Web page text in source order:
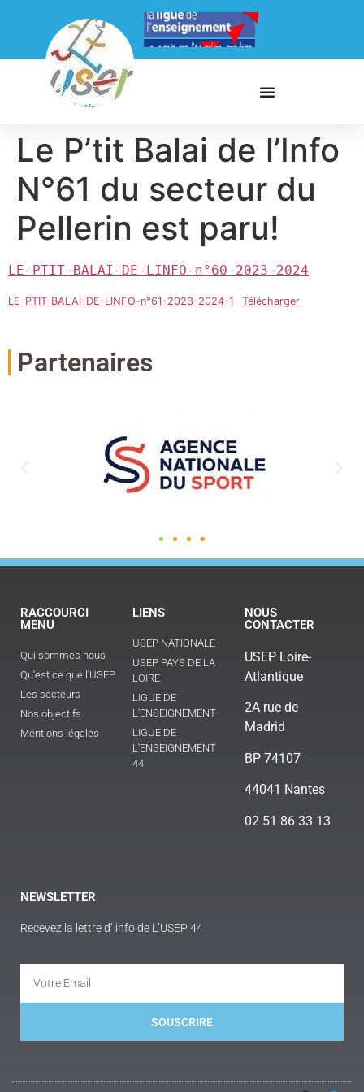
Le P’tit Balai de l’Info
N°61 du secteur du
Pellerin est paru!
LE-PTIT-BALAI-DE-LINFO-n°60-2023-2024
LE-PTIT-BALAI-DE-LINFO-n°61-2023-2024-1 Télécharger
Partenaires
RACCOURCI
MENU
Qui sommes nous
Qu'est ce que l'USEP
Les secteurs
Nos objectifs
Mentions légales
LIENS
USEP NATIONALE
USEP PAYS DE LA
LOIRE
LIGUE DE
L'ENSEIGNEMENT
LIGUE DE
L'ENSEIGNEMENT
44
NOUS
CONTACTER
USEP Loire-
Atlantique
2A rue de
Madrid
BP 74107
44041 Nantes
02 51 86 33 13
NEWSLETTER
Recevez la lettre d’ info de L’USEP 44
SOUSCRIRE